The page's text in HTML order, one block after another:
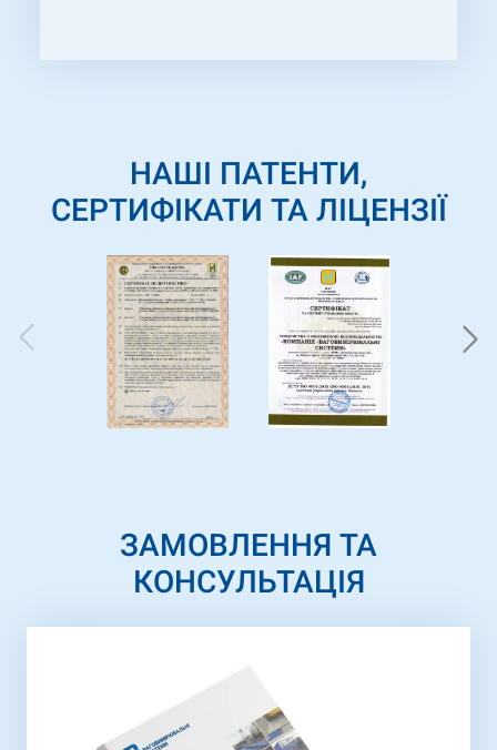
НАШІ ПАТЕНТИ,
СЕРТИФІКАТИ ТА ЛІЦЕНЗІЇ
ЗАМОВЛЕННЯ ТА
КОНСУЛЬТАЦІЯ